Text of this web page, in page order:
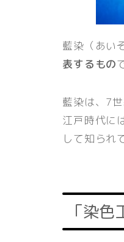
藍染（あい
表するもの
藍染は、7
江戸時代に
して知られ
「染